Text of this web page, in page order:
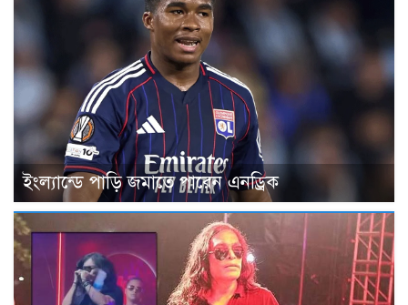
ইংল্যান্ডে পাড়ি জমাতে পারেন এনড্রিক